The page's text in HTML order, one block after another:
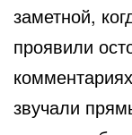
заметной,
проявили
звучали